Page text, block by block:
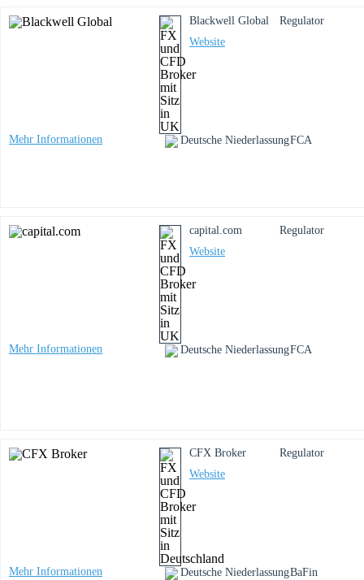
Blackwell Global
Website
Regulator
Mehr Informationen Deutsche NiederlassungFCA
capital.com
Website
Regulator
Mehr Informationen Deutsche NiederlassungFCA
CFX Broker
Website
Regulator
Mehr Informationen Deutsche NiederlassungBaFin